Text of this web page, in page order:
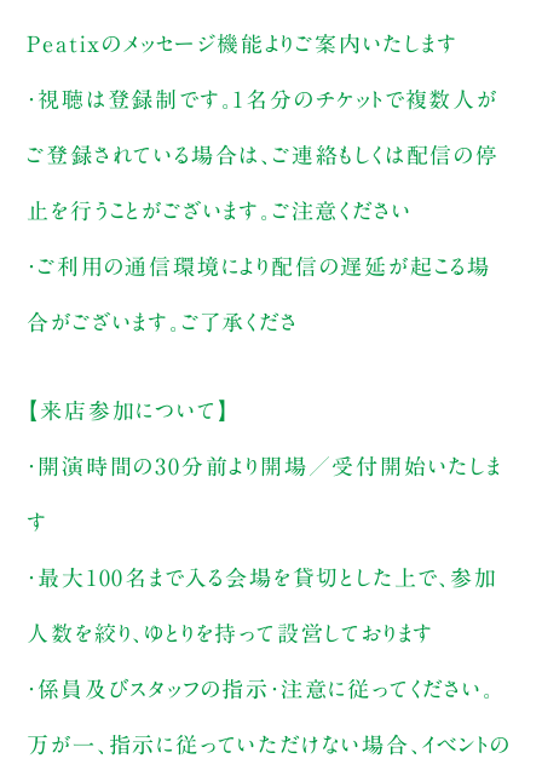
Peatixのメッセージ機能よりご案内いたします
・視聴は登録制です。1名分のチケットで複数人が
ご登録されている場合は、ご連絡もしくは配信の停
止を行うことがございます。ご注意ください
・ご利用の通信環境により配信の遅延が起こる場
合がございます。ご了承くださ
【来店参加について】
・開演時間の30分前より開場／受付開始いたしま
す
・最大100名まで入る会場を貸切とした上で、参加
人数を絞り、ゆとりを持って設営しております
・係員及びスタッフの指示・注意に従ってください。
万が一、指示に従っていただけない場合、イベントの